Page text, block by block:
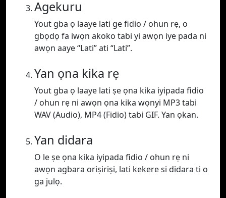
Agekuru
Yout gba ọ laaye lati ge fidio / ohun rẹ, o
gbọdọ fa iwọn akoko tabi yi awọn iye pada ni
awọn aaye “Lati” ati “Lati”.
Yan ọna kika rẹ
Yout gba ọ laaye lati ṣe ọna kika iyipada fidio
/ ohun rẹ ni awọn ọna kika wọnyi MP3 tabi
WAV (Audio), MP4 (Fidio) tabi GIF. Yan ọkan.
Yan didara
O le ṣe ọna kika iyipada fidio / ohun rẹ ni
awọn agbara oriṣiriṣi, lati kekere si didara ti o
ga julọ.